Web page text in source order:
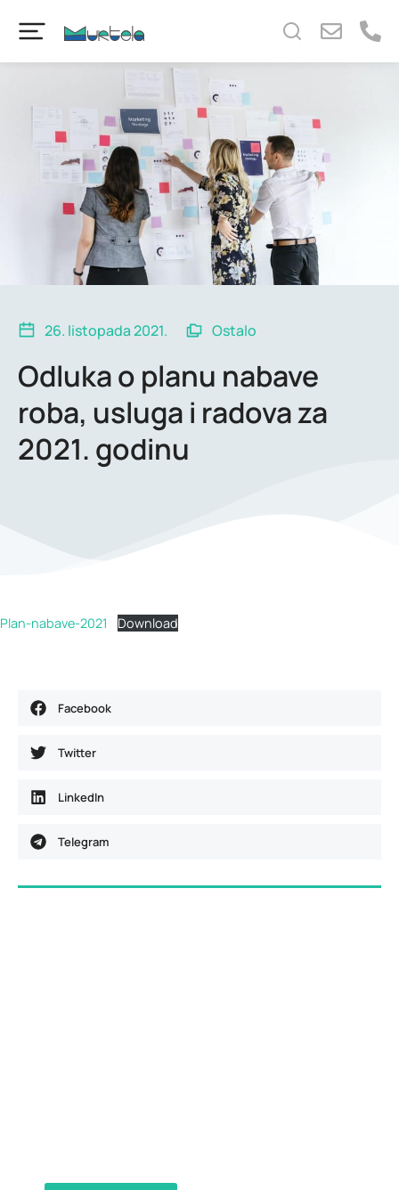
26. listopada 2021. Ostalo
Odluka o planu nabave
roba, usluga i radova za
2021. godinu
Plan-nabave-2021 Download
Facebook
Twitter
LinkedIn
Telegram